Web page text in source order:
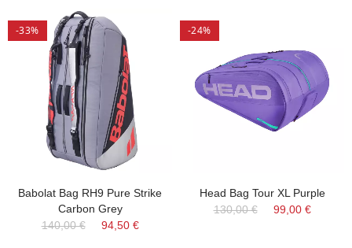
-33%
Babolat Bag RH9 Pure Strike
Carbon Grey
140,00 €
94,50 €
-24%
Head Bag Tour XL Purple
130,00 €
99,00 €